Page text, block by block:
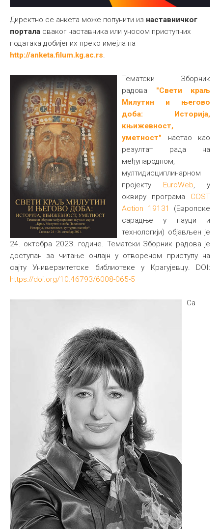
Директно се анкета може попунити из наставничког
портала сваког наставника или уносом приступних
података добијених преко имејла на
http://anketa.filum.kg.ac.rs.
Тематски Зборник
радова "Свети краљ
Милутин и његово
доба: Историја,
књижевност,
уметност"
настао као
резултат рада на
међународном,
мултидисциплинарном
пројекту EuroWeb, у
оквиру програма COST
Action 19131
(Европске
сарадње у науци и
технологији) објављен је
24. октобра 2023. године. Тематски Зборник радова је
доступан за читање онлајн у отвореном приступу на
сајту Универзитетске библиотеке у Крагујевцу. DOI:
https://doi.org/10.46793/6008-065-5
Са